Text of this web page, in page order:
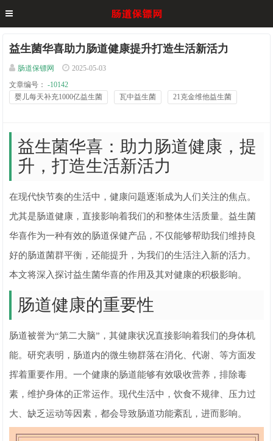
益生菌华喜助力肠道健康提升打造生活新活力
肠道保镖网
2025-05-03
文章编号：
-10142
婴儿每天补充1000亿益生菌
瓦中益生菌 21克金维他益生菌
益生菌华喜：助力肠道健康，提
升，打造生活新活力
在现代快节奏的生活中，健康问题逐渐成为人们关注的焦点。
尤其是肠道健康，直接影响着我们的和整体生活质量。益生菌
华喜作为一种有效的肠道保健产品，不仅能够帮助我们维持良
好的肠道菌群平衡，还能提升，为我们的生活注入新的活力。
本文将深入探讨益生菌华喜的作用及其对健康的积极影响。
肠道健康的重要性
肠道被誉为“第二大脑”，其健康状况直接影响着我们的身体机
能。研究表明，肠道内的微生物群落在消化、代谢、等方面发
挥着重要作用。一个健康的肠道能够有效吸收营养，排除毒
素，维护身体的正常运作。现代生活中，饮食不规律、压力过
大、缺乏运动等因素，都会导致肠道功能紊乱，进而影响。